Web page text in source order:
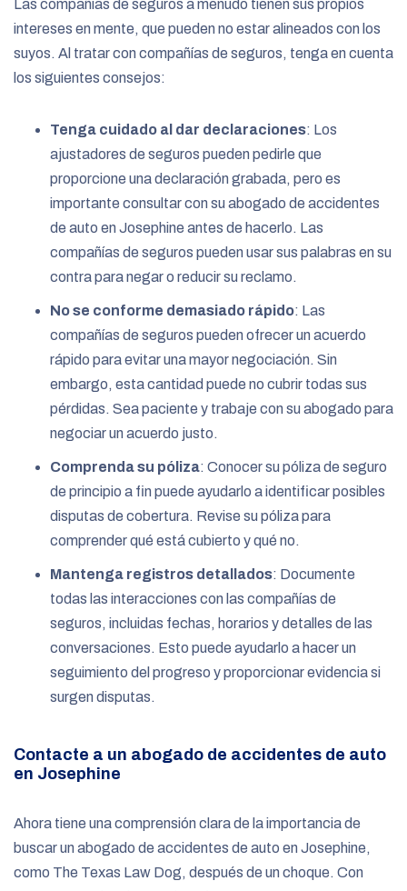
Las compañías de seguros a menudo tienen sus propios
intereses en mente, que pueden no estar alineados con los
suyos. Al tratar con compañías de seguros, tenga en cuenta
los siguientes consejos:
Tenga cuidado al dar declaraciones: Los
ajustadores de seguros pueden pedirle que
proporcione una declaración grabada, pero es
importante consultar con su abogado de accidentes
de auto en Josephine antes de hacerlo. Las
compañías de seguros pueden usar sus palabras en su
contra para negar o reducir su reclamo.
No se conforme demasiado rápido: Las
compañías de seguros pueden ofrecer un acuerdo
rápido para evitar una mayor negociación. Sin
embargo, esta cantidad puede no cubrir todas sus
pérdidas. Sea paciente y trabaje con su abogado para
negociar un acuerdo justo.
Comprenda su póliza: Conocer su póliza de seguro
de principio a fin puede ayudarlo a identificar posibles
disputas de cobertura. Revise su póliza para
comprender qué está cubierto y qué no.
Mantenga registros detallados: Documente
todas las interacciones con las compañías de
seguros, incluidas fechas, horarios y detalles de las
conversaciones. Esto puede ayudarlo a hacer un
seguimiento del progreso y proporcionar evidencia si
surgen disputas.
Contacte a un abogado de accidentes de auto
en Josephine
Ahora tiene una comprensión clara de la importancia de
buscar un abogado de accidentes de auto en Josephine,
como The Texas Law Dog, después de un choque. Con